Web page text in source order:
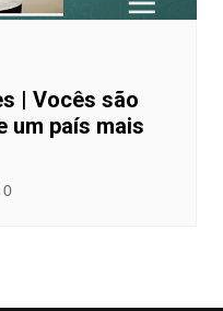
| Vocês são
um país mais
0